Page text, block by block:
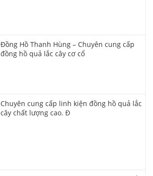
Đồng Hồ Thanh Hùng – Chuyên cung cấp
đồng hồ quả lắc cây cơ cổ
Chuyên cung cấp linh kiện đồng hồ quả lắc
cây chất lượng cao. Đ